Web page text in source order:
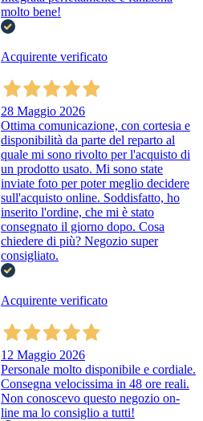
molto bene!
Acquirente verificato
28 Maggio 2026
Ottima comunicazione, con cortesia e
disponibilità da parte del reparto al
quale mi sono rivolto per l'acquisto di
un prodotto usato. Mi sono state
inviate foto per poter meglio decidere
sull'acquisto online. Soddisfatto, ho
inserito l'ordine, che mi è stato
consegnato il giorno dopo. Cosa
chiedere di più? Negozio super
consigliato.
Acquirente verificato
12 Maggio 2026
Personale molto disponibile e cordiale.
Consegna velocissima in 48 ore reali.
Non conoscevo questo negozio on-
line ma lo consiglio a tutti!